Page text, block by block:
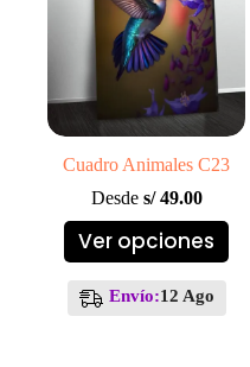
Cuadro Animales C23
Desde s/49.00
Ver opciones
Este
producto
múltiples
Envío:12 Ago